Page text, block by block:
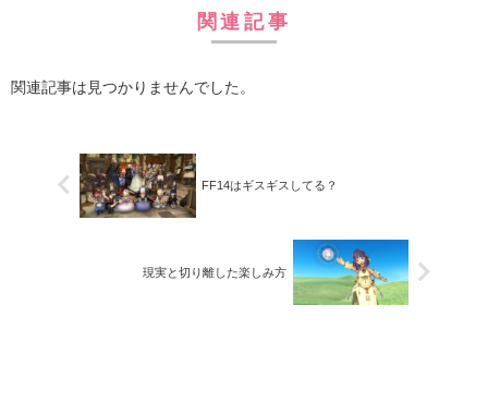
関連記事
関連記事は見つかりませんでした。
FF14はギスギスしてる？
現実と切り離した楽しみ方